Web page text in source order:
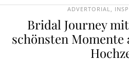
ADVERTORIAL,
Bridal Journey
schönsten Momente